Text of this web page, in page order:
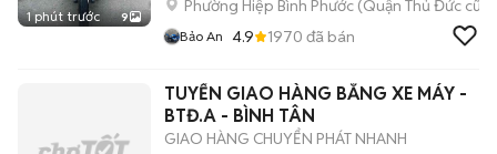
1 phút trước 9
Phường Hiệp Bình Phước (Quận Thủ Đức cũ)
Bảo An 4.9 1970 đã bán
TUYỂN GIAO HÀNG BẰNG XE MÁY -
BTĐ.A - BÌNH TÂN
GIAO HÀNG CHUYỂN PHÁT NHANH